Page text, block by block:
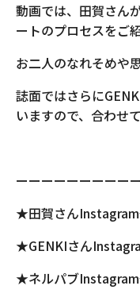
動画では、田賀さん
ートのプロセスをご
お二人のなれそめや
誌面ではさらに
いますので、合わせ
ーーーーーーーーー
★田賀さん
★GENKIさん
★ネルパブ